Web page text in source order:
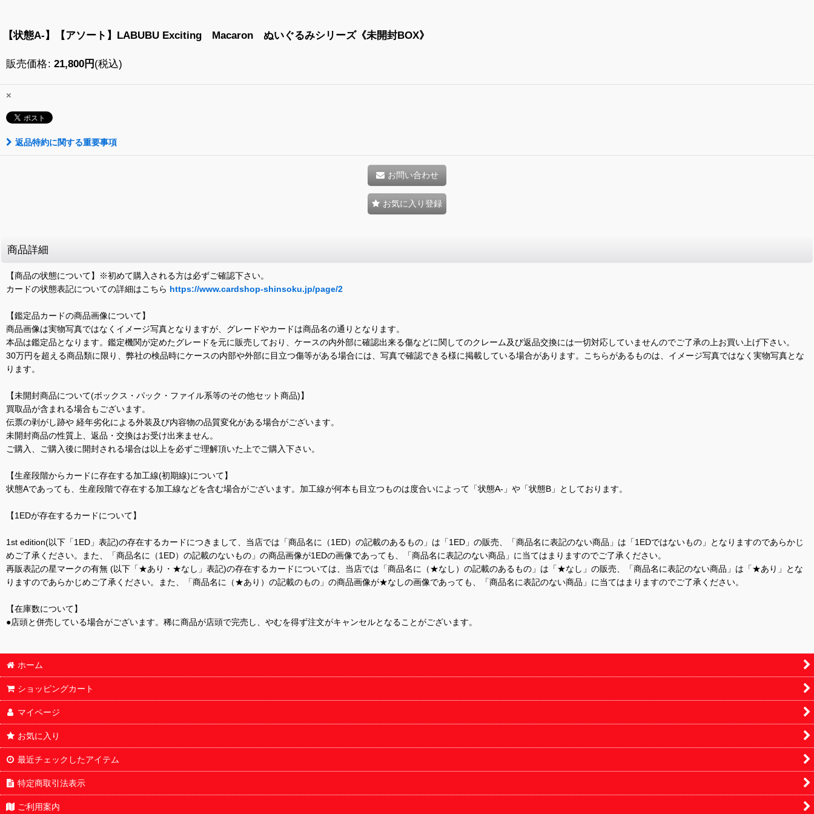
【状態A-】【アソート】LABUBU Exciting Macaron ぬいぐるみシリーズ《未開封BOX》
販売価格: 21,800円 (税込)
×
返品特約に関する重要事項
お問い合わせ
お気に入り登録
商品詳細
【商品の状態について】※初めて購入される方は必ずご確認下さい。
カードの状態表記についての詳細はこちら https://www.cardshop-shinsoku.jp/page/2
【鑑定品カードの商品画像について】
商品画像は実物写真ではなくイメージ写真となりますが、グレードやカードは商品名の通りとなります。
本品は鑑定品となります。鑑定機関が定めたグレードを元に販売しており、ケースの内外部に確認出来る傷などに関してのクレーム及び返品交換には一切対応していませんのでご了承の上お買い上げ下さい。
30万円を超える商品類に限り、弊社の検品時にケースの内部や外部に目立つ傷等がある場合には、写真で確認できる様に掲載している場合があります。こちらがあるものは、イメージ写真ではなく実物写真とな
ります。
【未開封商品について(ボックス・パック・ファイル系等のその他セット商品)】
買取品が含まれる場合もございます。
伝票の剥がし跡や 経年劣化による外装及び内容物の品質変化がある場合がございます。
未開封商品の性質上、返品・交換はお受け出来ません。
ご購入、ご購入後に開封される場合は以上を必ずご理解頂いた上でご購入下さい。
【生産段階からカードに存在する加工線(初期線)について】
状態Aであっても、生産段階で存在する加工線などを含む場合がございます。加工線が何本も目立つものは度合いによって「状態A-」や「状態B」としております。
【1EDが存在するカードについて】
1st edition(以下「1ED」表記)の存在するカードにつきまして、当店では「商品名に（1ED）の記載のあるもの」は「1ED」の販売、「商品名に表記のない商品」は「1EDではないもの」となりますのであらかじ
めご了承ください。また、「商品名に（1ED）の記載のないもの」の商品画像が1EDの画像であっても、「商品名に表記のない商品」に当てはまりますのでご了承ください。
再販表記の星マークの有無 (以下「★あり・★なし」表記)の存在するカードについては、当店では「商品名に（★なし）の記載のあるもの」は「★なし」の販売、「商品名に表記のない商品」は「★あり」とな
りますのであらかじめご了承ください。また、「商品名に（★あり）の記載のもの」の商品画像が★なしの画像であっても、「商品名に表記のない商品」に当てはまりますのでご了承ください。
【在庫数について】
●店頭と併売している場合がございます。稀に商品が店頭で完売し、やむを得ず注文がキャンセルとなることがございます。
ホーム
ショッピングカート
マイページ
お気に入り
最近チェックしたアイテム
特定商取引法表示
ご利用案内